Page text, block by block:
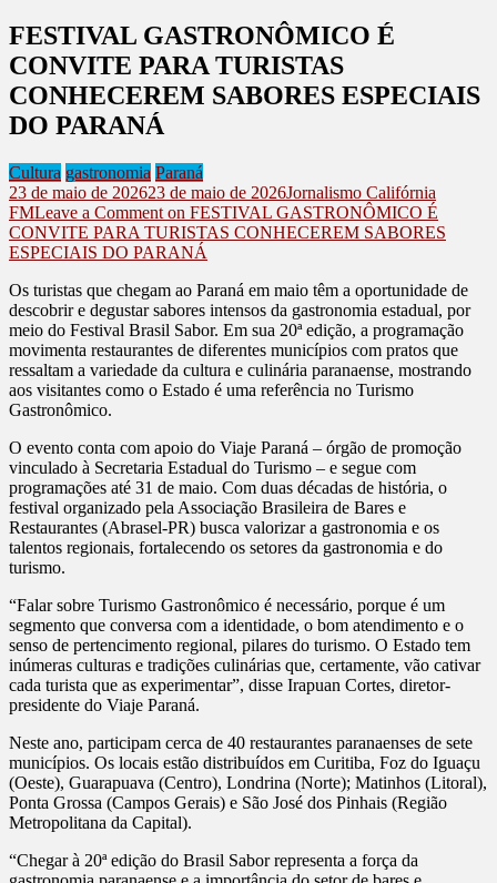
FESTIVAL GASTRONÔMICO É
CONVITE PARA TURISTAS
CONHECEREM SABORES ESPECIAIS
DO PARANÁ
Cultura gastronomia Paraná
23 de maio de 202623 de maio de 2026Jornalismo Califórnia
FMLeave a Comment on FESTIVAL GASTRONÔMICO É
CONVITE PARA TURISTAS CONHECEREM SABORES
ESPECIAIS DO PARANÁ
Os turistas que chegam ao Paraná em maio têm a oportunidade de
descobrir e degustar sabores intensos da gastronomia estadual, por
meio do Festival Brasil Sabor. Em sua 20ª edição, a programação
movimenta restaurantes de diferentes municípios com pratos que
ressaltam a variedade da cultura e culinária paranaense, mostrando
aos visitantes como o Estado é uma referência no Turismo
Gastronômico.
O evento conta com apoio do Viaje Paraná – órgão de promoção
vinculado à Secretaria Estadual do Turismo – e segue com
programações até 31 de maio. Com duas décadas de história, o
festival organizado pela Associação Brasileira de Bares e
Restaurantes (Abrasel-PR) busca valorizar a gastronomia e os
talentos regionais, fortalecendo os setores da gastronomia e do
turismo.
“Falar sobre Turismo Gastronômico é necessário, porque é um
segmento que conversa com a identidade, o bom atendimento e o
senso de pertencimento regional, pilares do turismo. O Estado tem
inúmeras culturas e tradições culinárias que, certamente, vão cativar
cada turista que as experimentar”, disse Irapuan Cortes, diretor-
presidente do Viaje Paraná.
Neste ano, participam cerca de 40 restaurantes paranaenses de sete
municípios. Os locais estão distribuídos em Curitiba, Foz do Iguaçu
(Oeste), Guarapuava (Centro), Londrina (Norte); Matinhos (Litoral),
Ponta Grossa (Campos Gerais) e São José dos Pinhais (Região
Metropolitana da Capital).
“Chegar à 20ª edição do Brasil Sabor representa a força da